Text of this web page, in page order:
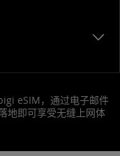
eSIM，通过电子邮件
地即可享受无缝上网体